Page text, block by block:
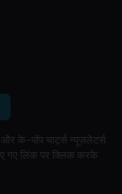
और के-पॉप चार्ट्स न्यूज़लेटर्स
गए लिंक पर क्लिक करके